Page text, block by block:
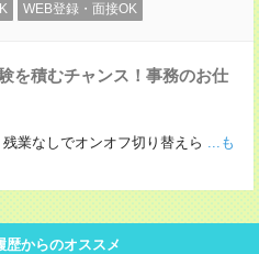
WEB登録・面接OK
を積むチャンス！事務のお仕
業なしでオンオフ切り替えら ...も
歴からのオススメ